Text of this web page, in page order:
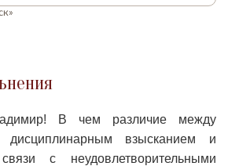
В чем различие между
дисциплинарным взысканием и
с неудовлетворительными